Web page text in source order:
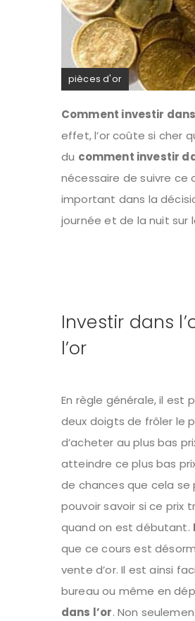
pièces d'or
Comment investir
effet, l’or coûte si cher
du comment investir
nécessaire de suivre
important dans la
journée et de la nuit sur
Investir dans
l’or
En règle générale, il est
deux doigts de frôler le
d’acheter au plus bas
atteindre ce plus bas
de chances que cela se
pouvoir savoir si ce prix
quand on est débutant. I
que ce cours est
vente d’or. Il est ainsi
bureau ou même en
dans l’or. Non